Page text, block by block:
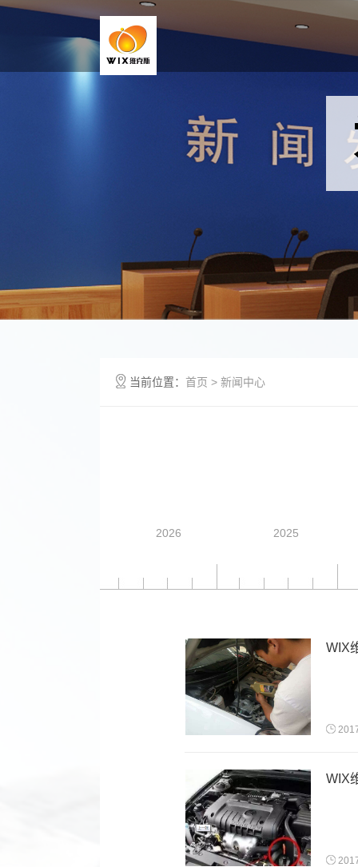
当前位置： 首页 > 新闻中心
2026 2025
WIX
WIX